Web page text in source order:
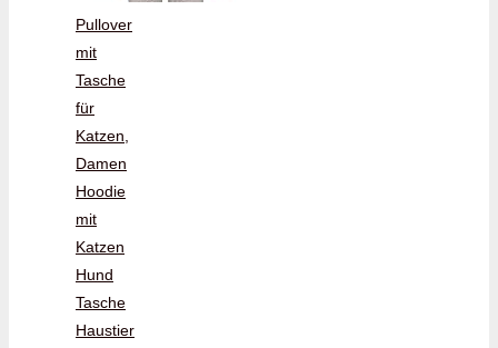
Pullover
mit
Tasche
für
Katzen,
Damen
Hoodie
mit
Katzen
Hund
Tasche
Haustier